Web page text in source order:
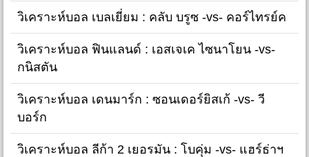
วิเคราะห์บอล เบลเยี่ยม : คลับ บรูซ -vs- คอร์ไทรย์ค
วิเคราะห์บอล ฟินแลนด์ : เอสเจเค ไซนาโยน -vs-
กนิสตัน
วิเคราะห์บอล เดนมาร์ก : ซอนเดอร์ยิสเก้ -vs- วี
บอร์ก
วิเคราะห์บอล ลีก้า 2 เยอรมัน : โบคุ่ม -vs- แฮร์ธ่าฯ